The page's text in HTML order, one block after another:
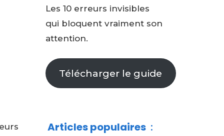
Les 10 erreurs invisibles
qui bloquent vraiment son
attention.
Télécharger le guide
Articles populaires :